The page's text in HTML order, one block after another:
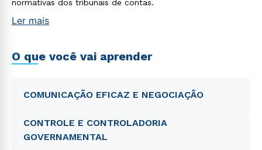
normativas dos tribunais de contas.
Ler mais
O que você vai aprender
COMUNICAÇÃO EFICAZ E NEGOCIAÇÃO
CONTROLE E CONTROLADORIA
GOVERNAMENTAL